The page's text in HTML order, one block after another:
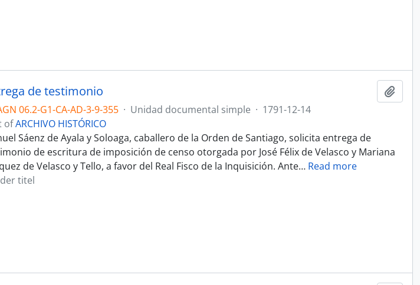
de testimonio
06.2-G1-CA-AD-3-9-355 · Unidad documental simple · 1791-12-14
ofARCHIVO HISTÓRICO
Sáenz de Ayala y Soloaga, caballero de la Orden de Santiago, solicita entrega de
de escritura de imposición de censo otorgada por José Félix de Velasco y Mariana
de Velasco y Tello, a favor del Real Fisco de la Inquisición. Ante… Read more
titel